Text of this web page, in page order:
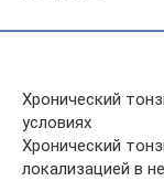
Хронический
условиях
Хронический
локализацией в